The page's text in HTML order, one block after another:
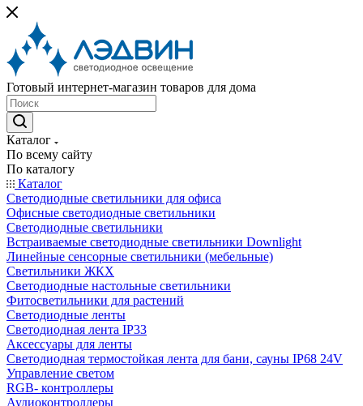
Готовый интернет-магазин товаров для дома
Каталог
По всему сайту
По каталогу
Каталог
Светодиодные светильники для офиса
Офисные светодиодные светильники
Светодиодные светильники
Встраиваемые светодиодные светильники Downlight
Линейные сенсорные светильники (мебельные)
Светильники ЖКХ
Светодиодные настольные светильники
Фитосветильники для растений
Светодиодные ленты
Светодиодная лента IP33
Аксессуары для ленты
Светодиодная термостойкая лента для бани, сауны IP68 24V
Управление светом
RGB- контроллеры
Аудиоконтроллеры